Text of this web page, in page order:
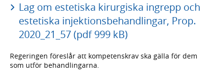
Lag om estetiska kirurgiska ingrepp och
estetiska injektionsbehandlingar, Prop.
2020_21_57 (pdf 999 kB)
Regeringen föreslår att kompetenskrav ska gälla för dem
som utför behandlingarna.